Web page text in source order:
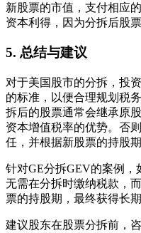
新股票的市值，支付相应
资本利得，因为分拆后股
5. 总结与建议
对于美国股市的分拆，投
的标准，以便合理规划税
拆后的股票通常会继承原
资本增值税率的优势。否
任，并根据新股票的持股
针对GE分拆GEV的案例
无需在分拆时缴纳税款，
票的持股期，最终获得长
建议股东在股票分拆前，